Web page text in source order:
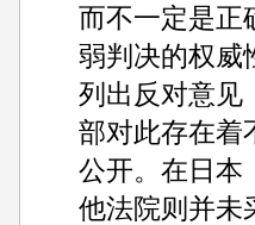
而不一定是正
弱判决的权威
列出反对意见
部对此存在着
公开。在日本
他法院则并未